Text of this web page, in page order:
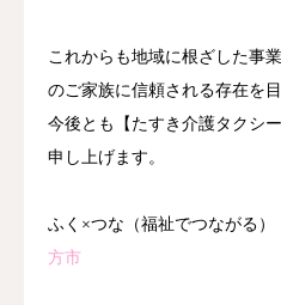
これからも地域に根ざした事
のご家族に信頼される存在を
今後とも【たすき介護タクシ
申し上げます。
ふく×つな（福祉でつなが
方市